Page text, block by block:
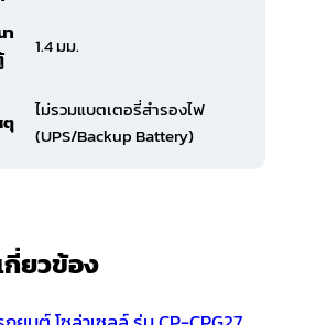
า
1.4 มม.
ตุ
ไม่รวมแบตเตอรี่สำรองไฟ
(UPS/Backup Battery)
ยวข้อง